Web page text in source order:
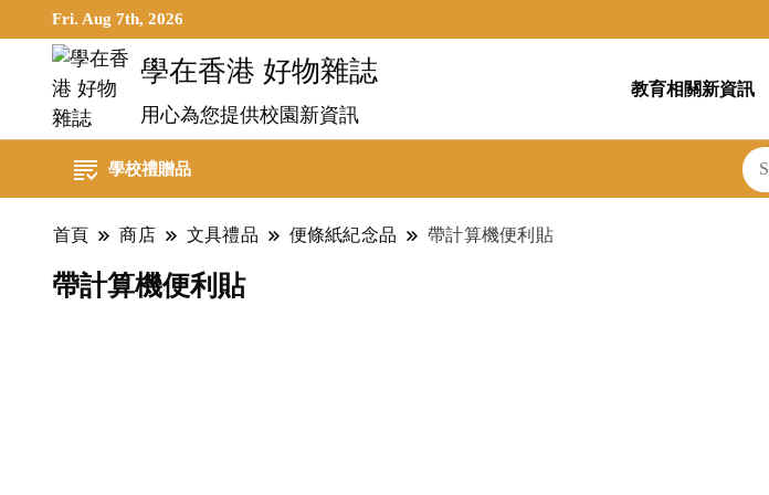
Fri. Aug 7th, 2026
學在香港 好物雜誌
用心為您提供校園新資訊
教育相關新資訊
學校禮贈品
首頁 商店 文具禮品 便條紙紀念品 帶計算機便利貼
帶計算機便利貼